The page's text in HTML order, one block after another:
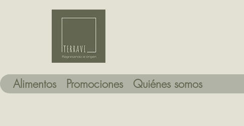
Alimentos Promociones Quiénes somos